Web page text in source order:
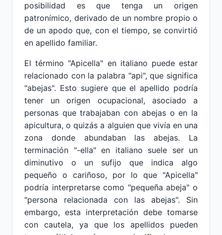
posibilidad es que tenga un origen
patronímico, derivado de un nombre propio o
de un apodo que, con el tiempo, se convirtió
en apellido familiar.
El término "Apicella" en italiano puede estar
relacionado con la palabra "api", que significa
"abejas". Esto sugiere que el apellido podría
tener un origen ocupacional, asociado a
personas que trabajaban con abejas o en la
apicultura, o quizás a alguien que vivía en una
zona donde abundaban las abejas. La
terminación "-ella" en italiano suele ser un
diminutivo o un sufijo que indica algo
pequeño o cariñoso, por lo que "Apicella"
podría interpretarse como "pequeña abeja" o
"persona relacionada con las abejas". Sin
embargo, esta interpretación debe tomarse
con cautela, ya que los apellidos pueden